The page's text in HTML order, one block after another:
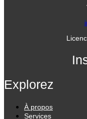
Explorez
À propos
Services